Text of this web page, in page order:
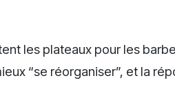
les plateaux pour les
“se réorganiser”, et la